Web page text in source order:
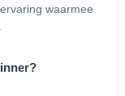
waarmee